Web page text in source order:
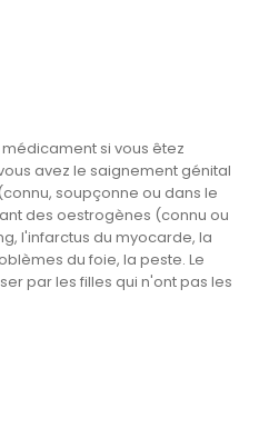
si vous êtez
avez le saignement génital
soupçonne ou dans le
des oestrogènes (connu ou
l'infarctus du myocarde, la
du foie, la peste. Le
par les filles qui n'ont pas les